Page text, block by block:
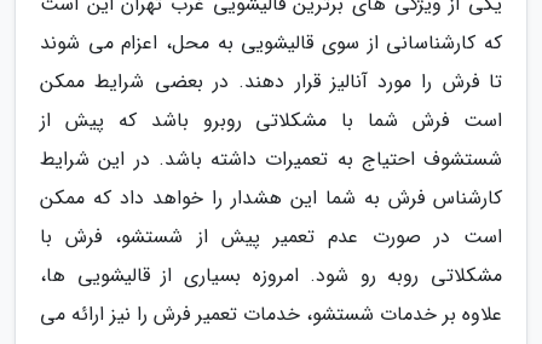
که کارشناسانی از سوی قالیشویی به محل، اعزام می شوند
تا فرش را مورد آنالیز قرار دهند. در بعضی شرایط ممکن
است فرش شما با مشکلاتی روبرو باشد که پیش از
شستشوف احتیاج به تعمیرات داشته باشد. در این شرایط
کارشناس فرش به شما این هشدار را خواهد داد که ممکن
است در صورت عدم تعمیر پیش از شستشو، فرش با
مشکلاتی روبه رو شود. امروزه بسیاری از قالیشویی ها،
علاوه بر خدمات شستشو، خدمات تعمیر فرش را نیز ارائه می